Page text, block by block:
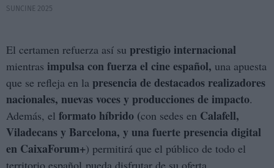
SUNCINE 2025
El certamen refuerza así su prestigio internacional
mientras impulsa con fuerza el cine español, una apuesta
que se refleja en la presencia de destacados realizadores
nacionales, nuevas voces y producciones de impacto.
Además, el formato híbrido (con sedes en Calafell,
Viladecans y Barcelona, y una fuerte presencia digital
en CaixaForum+) permitirá que el público de todo el
territorio español pueda disfrutar de su oferta